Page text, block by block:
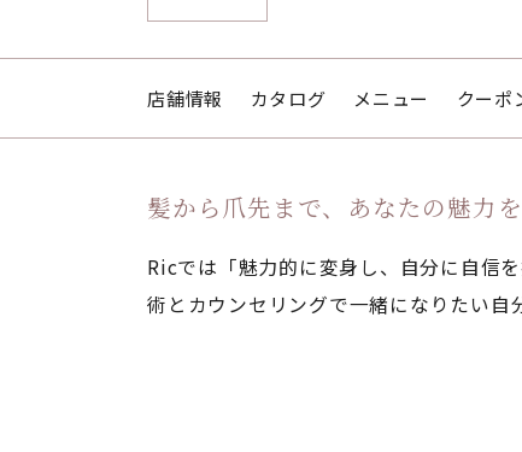
店舗情報 カタログ メニュー クーポ
髪から爪先まで、あなたの魅力
Ricでは「魅力的に変身し、自分に自信
術とカウンセリングで一緒になりたい自